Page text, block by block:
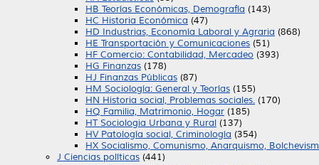
HB Teorías Económicas, Demografía (143)
HC Historia Económica (47)
HD Industrias, Economía Laboral y Agraria (868)
HE Transportación y Comunicaciones (51)
HF Comercio: Contabilidad, Mercadeo (393)
HG Finanzas (178)
HJ Finanzas Públicas (87)
HM Sociología: General y Teorías (155)
HN Historia social, Problemas sociales. (170)
HQ Familia, Matrimonio, Hogar (185)
HT Sociologia Urbana y Rural (137)
HV Patología social, Criminología (354)
HX Socialismo, Comunismo, Anarquismo,
J Ciencias políticas (441)